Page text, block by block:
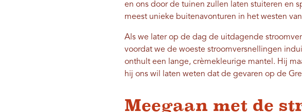
en ons door de tuinen zullen laten stuiteren en
meest unieke buitenavonturen in het westen
Als we later op de dag de uitdagende
voordat we de woeste stroomversnellingen
onthult een lange, crèmekleurige mantel. Hij
hij ons wil laten weten dat de gevaren op de
Meegaan met de